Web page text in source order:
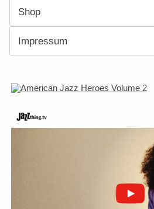
Shop
Impressum